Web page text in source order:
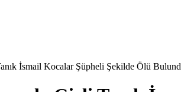
İsmail Kocalar Şüpheli Şekilde Ölü